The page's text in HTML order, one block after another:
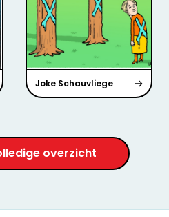
Joke Schauvliege
overzicht